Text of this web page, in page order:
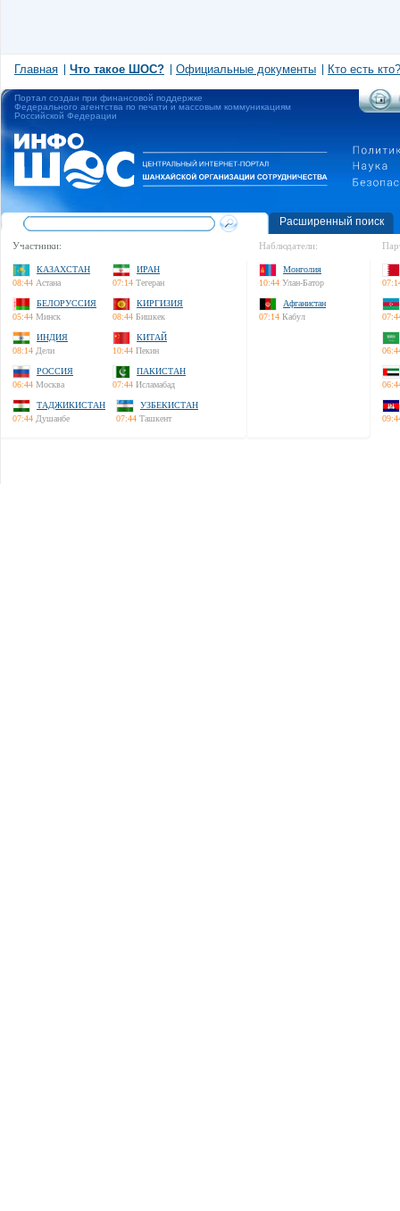
Главная Что такое ШОС? Официальные документы Кто есть кто?
Портал создан при финансовой поддержке
Федерального агентства по печати и массовым коммуникациям
Российской Федерации
Расширенный поиск
Участники:
КАЗАХСТАН
08:44 Астана
ИРАН
07:14 Тегеран
БЕЛОРУССИЯ
05:44 Минск
КИРГИЗИЯ
08:44 Бишкек
ИНДИЯ
08:14 Дели
КИТАЙ
10:44 Пекин
РОССИЯ
06:44 Москва
ПАКИСТАН
07:44 Исламабад
ТАДЖИКИСТАН
07:44 Душанбе
УЗБЕКИСТАН
07:44 Ташкент
Наблюдатели:
Монголия
10:44 Улан-Батор
Афганистан
07:14 Кабул